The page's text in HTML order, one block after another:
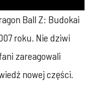
Ball Z: Budokai
roku. Nie dziwi
zareagowali
nowej części.